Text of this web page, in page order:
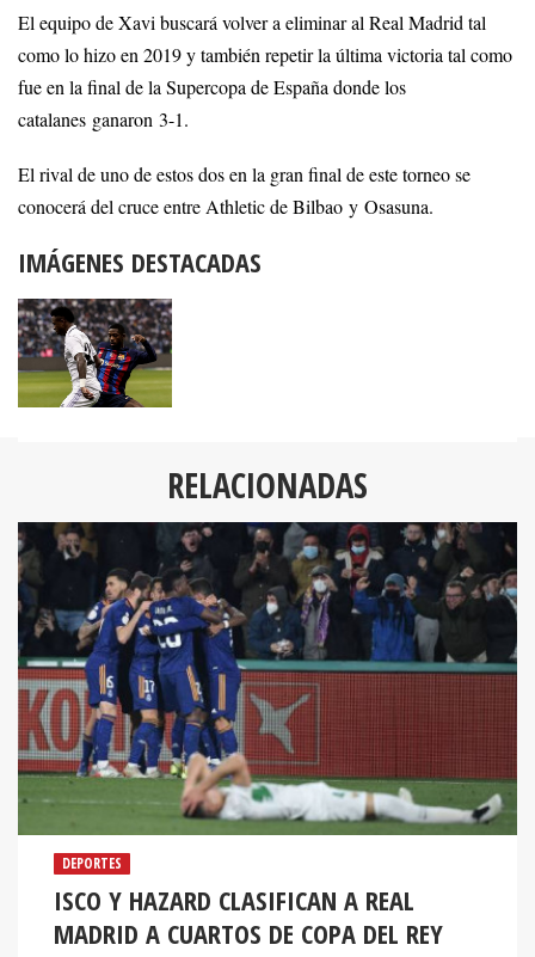
El equipo de Xavi buscará volver a eliminar al Real Madrid tal
como lo hizo en 2019 y también repetir la última victoria tal como
fue en la final de la Supercopa de España donde los
catalanes ganaron 3-1.
El rival de uno de estos dos en la gran final de este torneo se
conocerá del cruce entre Athletic de Bilbao y Osasuna.
IMÁGENES DESTACADAS
RELACIONADAS
DEPORTES
ISCO Y HAZARD CLASIFICAN A REAL
MADRID A CUARTOS DE COPA DEL REY